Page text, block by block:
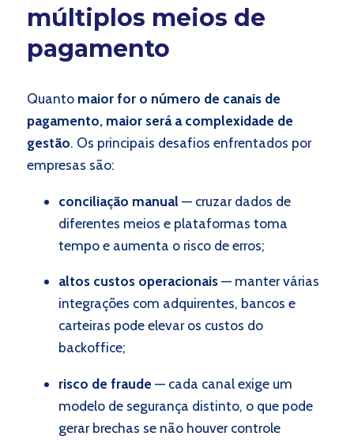
múltiplos meios de
pagamento
Quanto maior for o número de canais de
pagamento, maior será a complexidade de
gestão. Os principais desafios enfrentados por
empresas são:
conciliação manual— cruzar dados de
diferentes meios e plataformas toma
tempo e aumenta o risco de erros;
altos custos operacionais— manter várias
integrações com adquirentes, bancos e
carteiras pode elevar os custos do
backoffice;
risco de fraude — cada canal exige um
modelo de segurança distinto, o que pode
gerar brechas se não houver controle